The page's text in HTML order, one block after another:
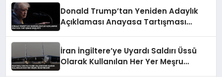
Donald Trump’tan Yeniden Adaylık
Açıklaması Anayasa Tartışması
İran İngiltere’ye Uyardı Saldırı Üssü
Olarak Kullanılan Her Yer Meşru